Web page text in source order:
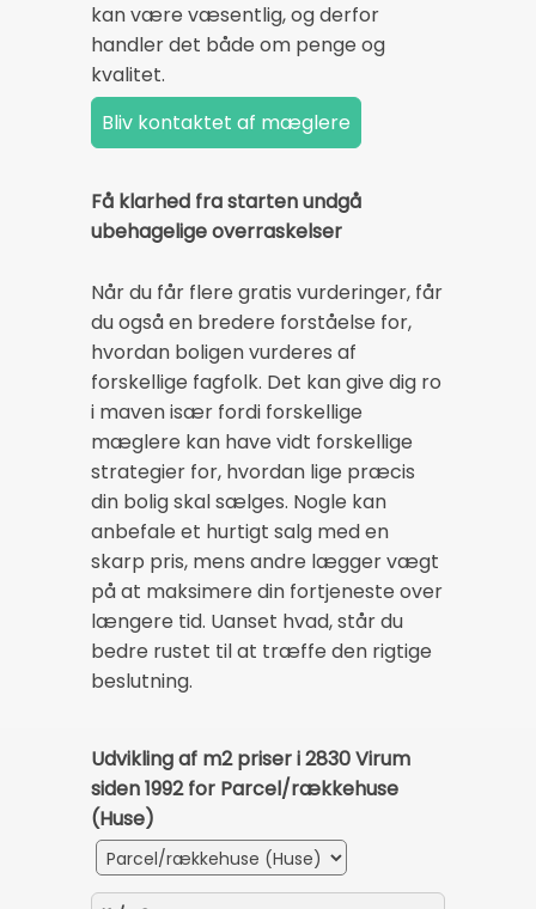
kan være væsentlig, og derfor
handler det både om penge og
kvalitet.
Få klarhed fra starten undgå
ubehagelige overraskelser
Når du får flere gratis vurderinger, får
du også en bredere forståelse for,
hvordan boligen vurderes af
forskellige fagfolk. Det kan give dig ro
i maven især fordi forskellige
mæglere kan have vidt forskellige
strategier for, hvordan lige præcis
din bolig skal sælges. Nogle kan
anbefale et hurtigt salg med en
skarp pris, mens andre lægger vægt
på at maksimere din fortjeneste over
længere tid. Uanset hvad, står du
bedre rustet til at træffe den rigtige
beslutning.
Udvikling af m2 priser i 2830 Virum
siden 1992 for Parcel/rækkehuse
(Huse)